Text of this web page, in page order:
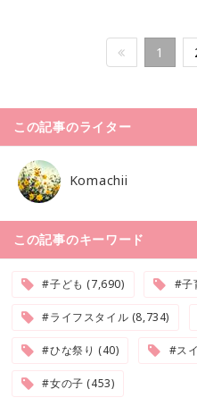
1
この記事のライター
Komachii
この記事のキーワード
#子ども (7,690) #子
#ライフスタイル (8,734)
#ひな祭り (40) #ス
#女の子 (453)